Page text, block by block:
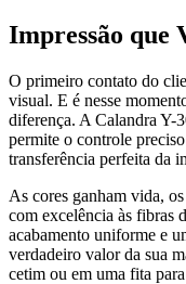
Impressão que
O primeiro contato do
visual. E é nesse
diferença. A Calandra Y-
permite o controle
transferência perfeita da
As cores ganham vida,
com excelência às fibras
acabamento uniforme e
verdadeiro valor da sua
cetim ou em uma fita